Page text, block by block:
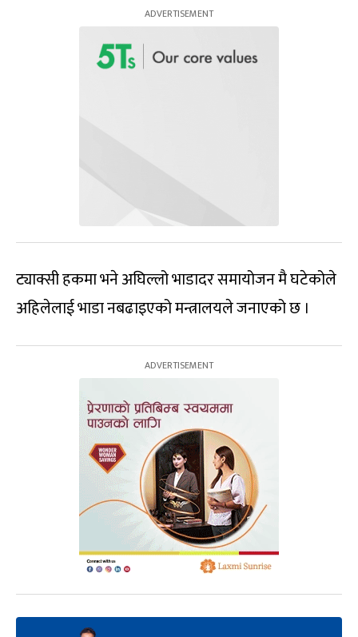
ट्याक्सी हकमा भने अघिल्लो भाडादर समायोजन मै घटेकोले
अहिलेलाई भाडा नबढाइएको मन्त्रालयले जनाएको छ ।